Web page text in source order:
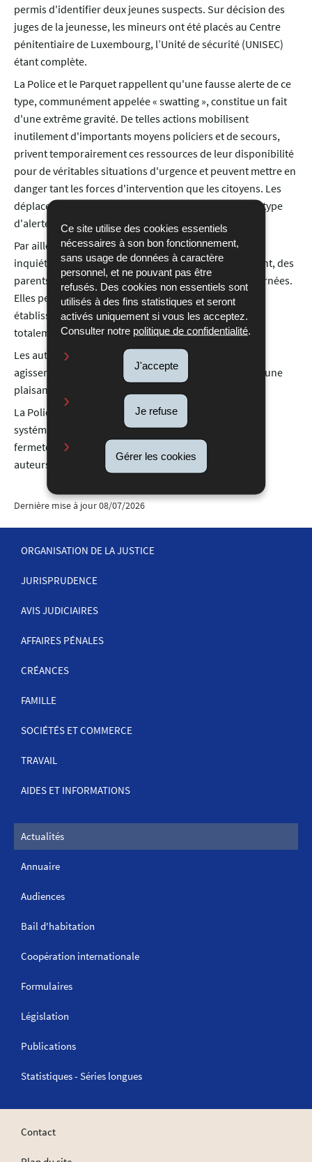
Ce site utilise des cookies essentiels
nécessaires à son bon fonctionnement,
sans usage de données à caractère
personnel, et ne pouvant pas être
refusés. Des cookies non essentiels sont
utilisés à des fins statistiques et seront
activés uniquement si vous les acceptez.
Consulter notre politique de confidentialité.
J'accepte
Je refuse
Gérer les cookies
permis d'identifier deux jeunes suspects. Sur décision des
juges de la jeunesse, les mineurs ont été placés au Centre
pénitentiaire de Luxembourg, l’Unité de sécurité (UNISEC)
étant complète.
La Police et le Parquet rappellent qu'une fausse alerte de ce
type, communément appelée « swatting », constitue un fait
d'une extrême gravité. De telles actions mobilisent
inutilement d'importants moyens policiers et de secours,
privent temporairement ces ressources de leur disponibilité
pour de véritables situations d'urgence et peuvent mettre en
danger tant les forces d'intervention que les citoyens. Les
déplacements en urgence, rendus nécessaires par ce type
d'alerte, comportent en effet des risques importants.
Par ailleurs, ces fausses alertes provoquent une vive
inquiétude auprès des élèves, du personnel enseignant, des
parents ainsi que de l'ensemble des personnes concernées.
Elles perturbent gravement le fonctionnement des
établissements et génèrent un sentiment d'insécurité
totalement injustifié.
Les autorités tiennent dès lors à souligner que de tels
agissements ne sont en aucun cas considérés comme une
plaisanterie.
La Police grand-ducale et le Parquet traiteront
systématiquement ce type de faits avec la plus grande
fermeté et mettront tout en œuvre afin d'identifier les
auteurs et de les traduire en justice.
Dernière mise à jour08/07/2026
MENU
DE
NAVIGATION
ORGANISATION DE LA JUSTICE
JURISPRUDENCE
AVIS JUDICIAIRES
AFFAIRES PÉNALES
CRÉANCES
FAMILLE
SOCIÉTÉS ET COMMERCE
TRAVAIL
AIDES ET INFORMATIONS
Actualités
Annuaire
Audiences
Bail d'habitation
Coopération internationale
Formulaires
Législation
Publications
Statistiques - Séries longues
Contact